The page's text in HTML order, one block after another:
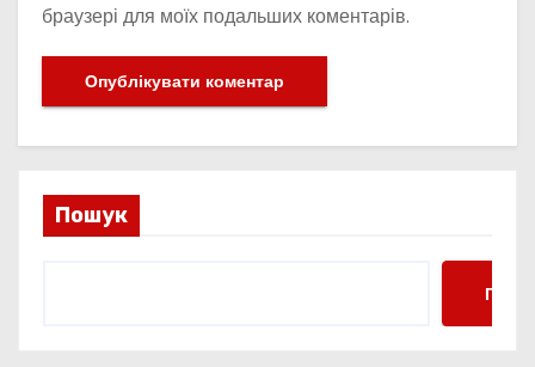
браузері для моїх подальших коментарів.
Пошук